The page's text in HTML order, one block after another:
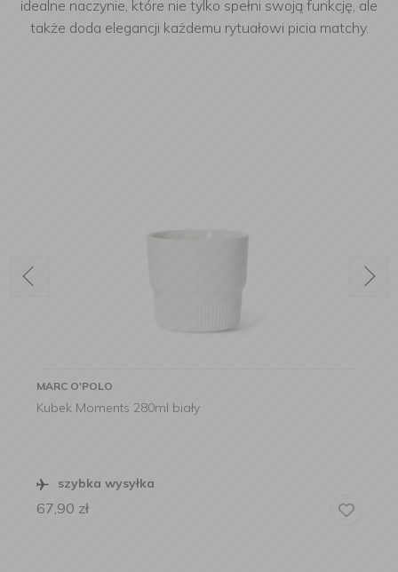
idealne naczynie, które nie tylko spełni swoją funkcję, ale
także doda elegancji każdemu rytuałowi picia matchy.
MARC O'POLO
Kubek Moments 280ml biały
szybka wysyłka
67,90 zł